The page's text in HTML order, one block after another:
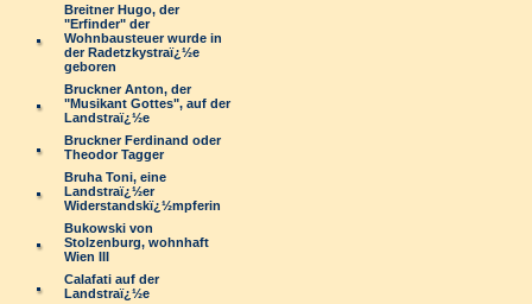
Breitner Hugo, der
"Erfinder" der
Wohnbausteuer wurde in
der Radetzkystraï¿½e
geboren
Bruckner Anton, der
"Musikant Gottes", auf der
Landstraï¿½e
Bruckner Ferdinand oder
Theodor Tagger
Bruha Toni, eine
Landstraï¿½er
Widerstandskï¿½mpferin
Bukowski von
Stolzenburg, wohnhaft
Wien III
Calafati auf der
Landstraï¿½e